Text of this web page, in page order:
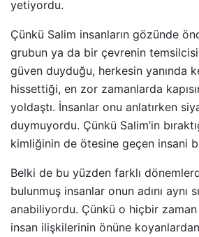
yetiyordu.
Çünkü Salim insanların gözünde
grubun ya da bir çevrenin
güven duyduğu, herkesin yanında
hissettiği, en zor zamanlarda
yoldaştı. İnsanlar onu anlatırken
duymuyordu. Çünkü Salim’in
kimliğinin de ötesine geçen insani
Belki de bu yüzden farklı
bulunmuş insanlar onun adını aynı
anabiliyordu. Çünkü o hiçbir zaman
insan ilişkilerinin önüne koyanlardan